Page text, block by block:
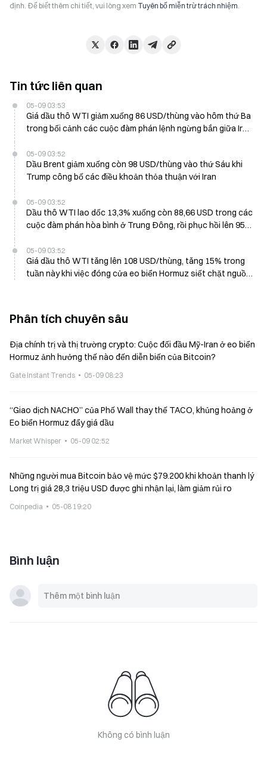
định. Để biết thêm chi tiết, vui lòng xem Tuyên bố miễn trừ trách nhiệm.
Tin tức liên quan
05-09 03:53
Giá dầu thô WTI giảm xuống 86 USD/thùng vào hôm thứ Ba
trong bối cảnh các cuộc đàm phán lệnh ngừng bắn giữa Iran
05-09 03:52
Dầu Brent giảm xuống còn 98 USD/thùng vào thứ Sáu khi
Trump công bố các điều khoản thỏa thuận với Iran
05-09 03:52
Dầu thô WTI lao dốc 13,3% xuống còn 88,66 USD trong các
cuộc đàm phán hòa bình ở Trung Đông, rồi phục hồi lên 95
05-09 03:52
Giá dầu thô WTI tăng lên 108 USD/thùng, tăng 15% trong
tuần này khi việc đóng cửa eo biển Hormuz siết chặt nguồn
Phân tích chuyên sâu
Địa chính trị và thị trường crypto: Cuộc đối đầu Mỹ-Iran ở eo biển
Hormuz ảnh hưởng thế nào đến diễn biến của Bitcoin?
Gate Instant Trends 05-09 08:23
“Giao dịch NACHO” của Phố Wall thay thế TACO, khủng hoảng ở
Eo biển Hormuz đẩy giá dầu
Market Whisper 05-09 02:52
Những người mua Bitcoin bảo vệ mức $79.200 khi khoản thanh lý
Long trị giá 28,3 triệu USD được ghi nhận lại, làm giảm rủi ro
Coinpedia 05-08 19:20
Bình luận
Không có bình luận